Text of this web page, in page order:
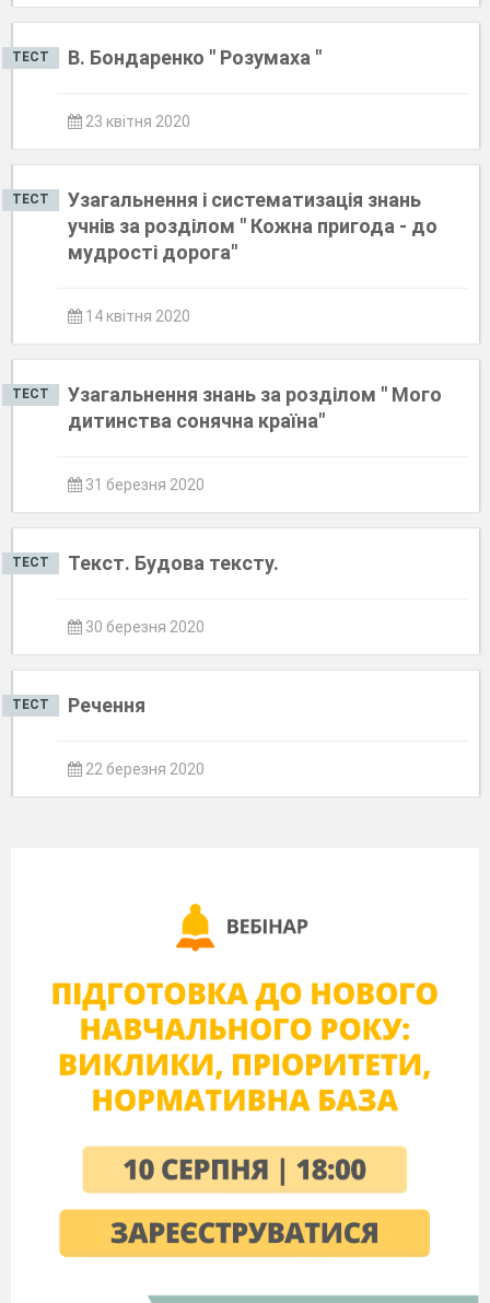
ТЕСТ В. Бондаренко " Розумаха "
23 квітня 2020
ТЕСТ
Узагальнення і систематизація знань
учнів за розділом " Кожна пригода - до
мудрості дорога"
14 квітня 2020
ТЕСТ
Узагальнення знань за розділом " Мого
дитинства сонячна країна"
31 березня 2020
ТЕСТ Текст. Будова тексту.
30 березня 2020
ТЕСТ Речення
22 березня 2020